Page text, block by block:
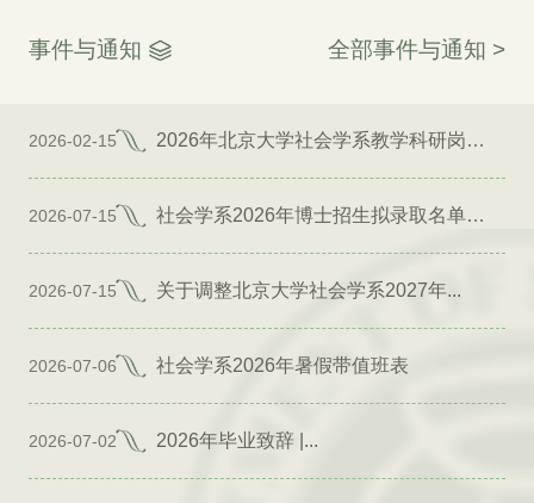
事件与通知 全部事件与通知 >
2026-02-15 2026年北京大学社会学系教学科研岗位招聘启事
2026-07-15 社会学系2026年博士招生拟录取名单公示（专项）
2026-07-15 关于调整北京大学社会学系2027年...
2026-07-06 社会学系2026年暑假带值班表
2026-07-02 2026年毕业致辞 |...